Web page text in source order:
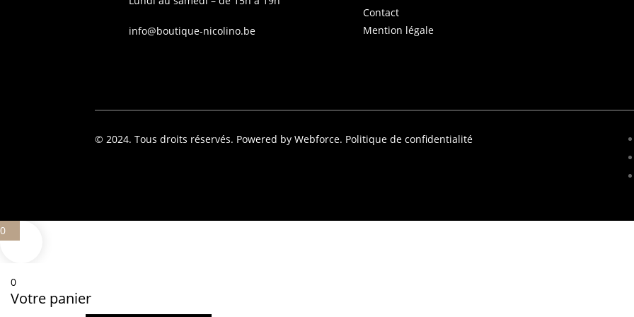
info@boutique-nicolino.be
Contact
Mention légale
© 2024. Tous droits réservés. Powered by Webforce. Politique de confidentialité
0
0
Votre panier